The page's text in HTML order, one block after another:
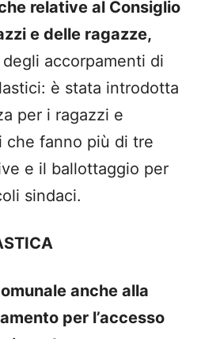
relative al Consiglio
e delle ragazze,
accorpamenti di
è stata introdotta
per i ragazzi e
che fanno più di tre
e il ballottaggio per
sindaci.
anche alla
per l’accesso